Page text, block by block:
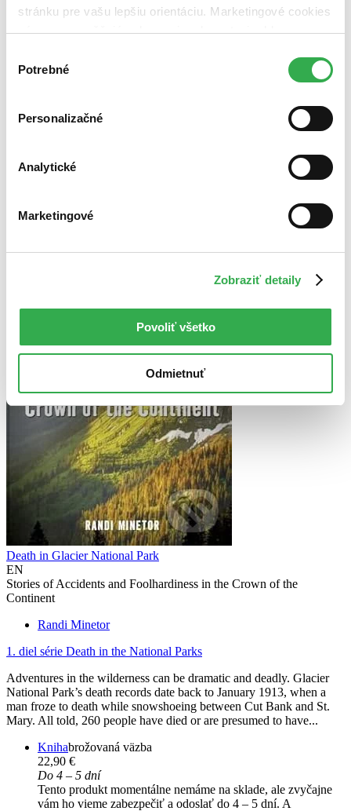
stránku pre vašu lepšiu orientáciu. Marketingové cookies
nám zas umožňujú zobrazenie relevantnej reklamy.
nám pomohlo, keby sme mohli používať všetky tieto
súhlasu
Potrebné
Personalizačné
Analytické
Marketingové
Zobraziť detaily
Povoliť všetko
Odmietnuť
Top hodnotené
Novinky
Najvyššia zľava
Použité filtre
Zrušiť filtre
Death in Glacier National Park
EN
Stories of Accidents and Foolhardiness in the Crown of the
Continent
Randi Minetor
1. diel série Death in the National Parks
Adventures in the wilderness can be dramatic and deadly. Glacier
National Park’s death records date back to January 1913, when a
man froze to death while snowshoeing between Cut Bank and St.
Mary. All told, 260 people have died or are presumed to have...
Knihabrožovaná väzba
22,90 €
Do 4 – 5 dní
Tento produkt momentálne nemáme na sklade, ale zvyčajne
vám ho vieme zabezpečiť a odoslať do 4 – 5 dní. A